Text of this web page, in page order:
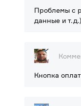
Проблемы с
данные и т.д.)
Кнопка